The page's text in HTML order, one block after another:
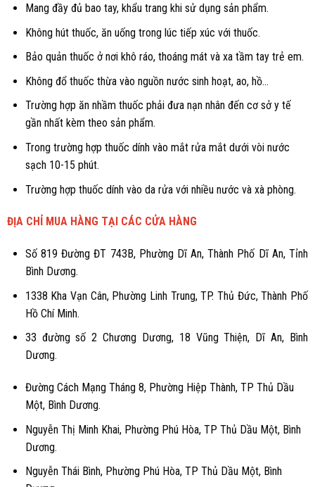
Mang đầy đủ bao tay, khẩu trang khi sử dụng sản phẩm.
Không hút thuốc, ăn uống trong lúc tiếp xúc với thuốc.
Bảo quản thuốc ở nơi khô ráo, thoáng mát và xa tầm tay trẻ em.
Không đổ thuốc thừa vào nguồn nước sinh hoạt, ao, hồ...
Trường hợp ăn nhầm thuốc phải đưa nạn nhân đến cơ sở y tế
gần nhất kèm theo sản phẩm.
Trong trường hợp thuốc dính vào mắt rửa mắt dưới vòi nước
sạch 10-15 phút.
Trường hợp thuốc dính vào da rửa với nhiều nước và xà phòng.
ĐỊA CHỈ MUA HÀNG TẠI CÁC CỬA HÀNG
Số 819 Đường ĐT 743B, Phường Dĩ An, Thành Phố Dĩ An, Tỉnh
Bình Dương.
1338 Kha Vạn Cân, Phường Linh Trung, TP. Thủ Đức, Thành Phố
Hồ Chí Minh.
33 đường số 2 Chương Dương, 18 Vũng Thiện, Dĩ An, Bình
Dương.
Đường Cách Mạng Tháng 8, Phường Hiệp Thành, TP Thủ Dầu
Một, Bình Dương.
Nguyễn Thị Minh Khai, Phường Phú Hòa, TP Thủ Dầu Một, Bình
Dương.
Nguyễn Thái Bình, Phường Phú Hòa, TP Thủ Dầu Một, Bình